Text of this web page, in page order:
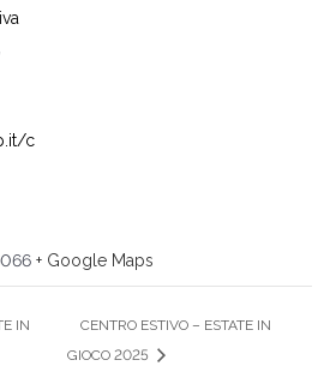
c
+ Google Maps
IN
CENTRO ESTIVO – ESTATE IN
GIOCO 2025